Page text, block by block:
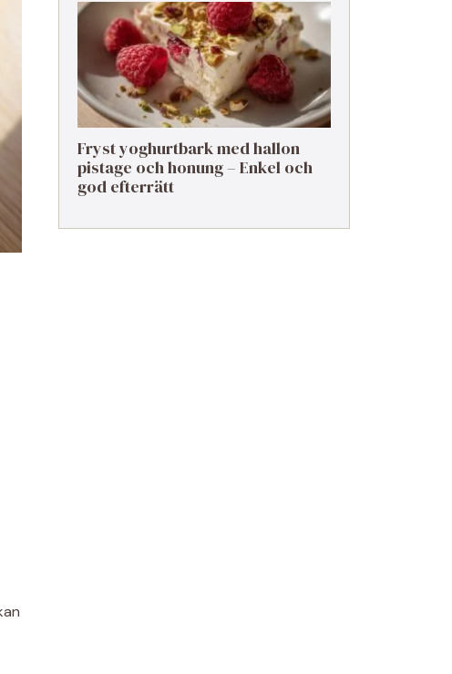
Fryst yoghurtbark med hallon
pistage och honung – Enkel och
god efterrätt